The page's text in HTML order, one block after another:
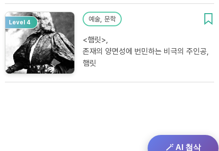
Level 4 예술, 문학
<햄릿>,
존재의 양면성에 번민하는 비극의 주인공,
햄릿
🪄 AI 첨삭